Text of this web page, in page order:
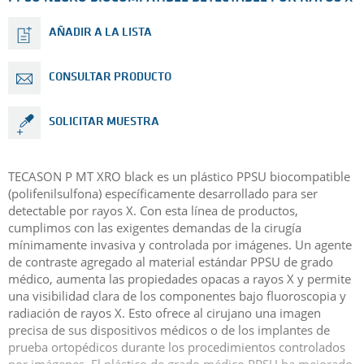
AÑADIR A LA LISTA
CONSULTAR PRODUCTO
SOLICITAR MUESTRA
TECASON P MT XRO black es un plástico PPSU biocompatible
(polifenilsulfona) específicamente desarrollado para ser
detectable por rayos X. Con esta línea de productos,
cumplimos con las exigentes demandas de la cirugía
mínimamente invasiva y controlada por imágenes. Un agente
de contraste agregado al material estándar PPSU de grado
médico, aumenta las propiedades opacas a rayos X y permite
una visibilidad clara de los componentes bajo fluoroscopia y
radiación de rayos X. Esto ofrece al cirujano una imagen
precisa de sus dispositivos médicos o de los implantes de
prueba ortopédicos durante los procedimientos controlados